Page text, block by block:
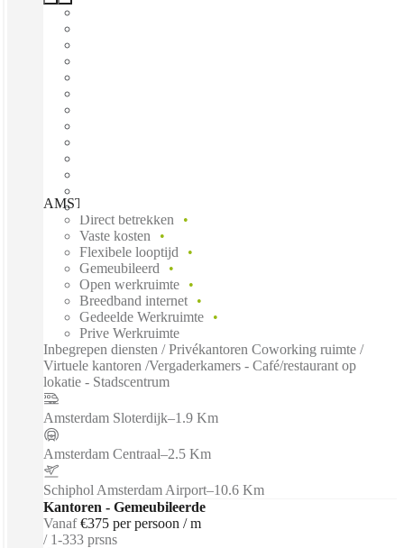
AMSTERDAM, Spaces Westerpark, Amsterdam, 1051LH
Direct betrekken
Vaste kosten
Flexibele looptijd
Gemeubileerd
Open werkruimte
Breedband internet
Gedeelde Werkruimte
Prive Werkruimte
Inbegrepen diensten / Privékantoren Coworking ruimte /
Virtuele kantoren /Vergaderkamers - Café/restaurant op
lokatie - Stadscentrum
Amsterdam Sloterdijk–1.9 Km
Amsterdam Centraal–2.5 Km
Schiphol Amsterdam Airport–10.6 Km
Kantoren - Gemeubileerde
Vanaf €375 per persoon / m
1-333 prsns